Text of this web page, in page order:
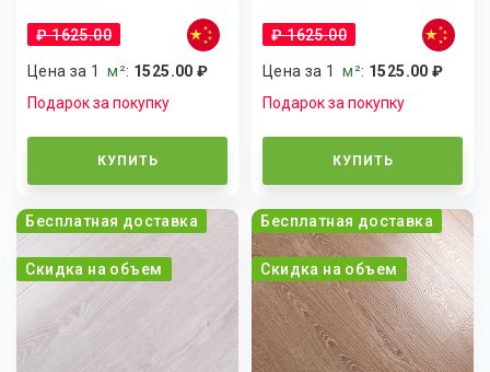
₽ 1625.00
Цена за 1м²: 1525.00 ₽
Подарок за покупку
КУПИТЬ
₽ 1625.00
Цена за 1м²: 1525.00 ₽
Подарок за покупку
КУПИТЬ
Бесплатная доставка
Скидка на объем
Бесплатная доставка
Скидка на объем